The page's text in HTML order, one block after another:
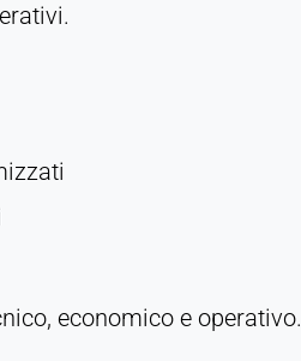
economico e operativo.